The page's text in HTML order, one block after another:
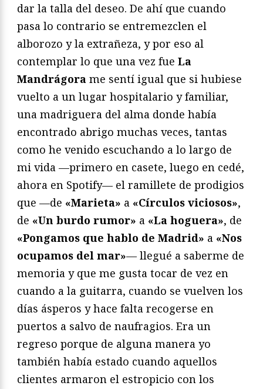
dar la talla del deseo. De ahí que cuando
pasa lo contrario se entremezclen el
alborozo y la extrañeza, y por eso al
contemplar lo que una vez fue La
Mandrágora me sentí igual que si hubiese
vuelto a un lugar hospitalario y familiar,
una madriguera del alma donde había
encontrado abrigo muchas veces, tantas
como he venido escuchando a lo largo de
mi vida —primero en casete, luego en cedé,
ahora en Spotify— el ramillete de prodigios
que —de «Marieta» a «Círculos viciosos»,
de «Un burdo rumor» a «La hoguera», de
«Pongamos que hablo de Madrid» a «Nos
ocupamos del mar»— llegué a saberme de
memoria y que me gusta tocar de vez en
cuando a la guitarra, cuando se vuelven los
días ásperos y hace falta recogerse en
puertos a salvo de naufragios. Era un
regreso porque de alguna manera yo
también había estado cuando aquellos
clientes armaron el estropicio con los